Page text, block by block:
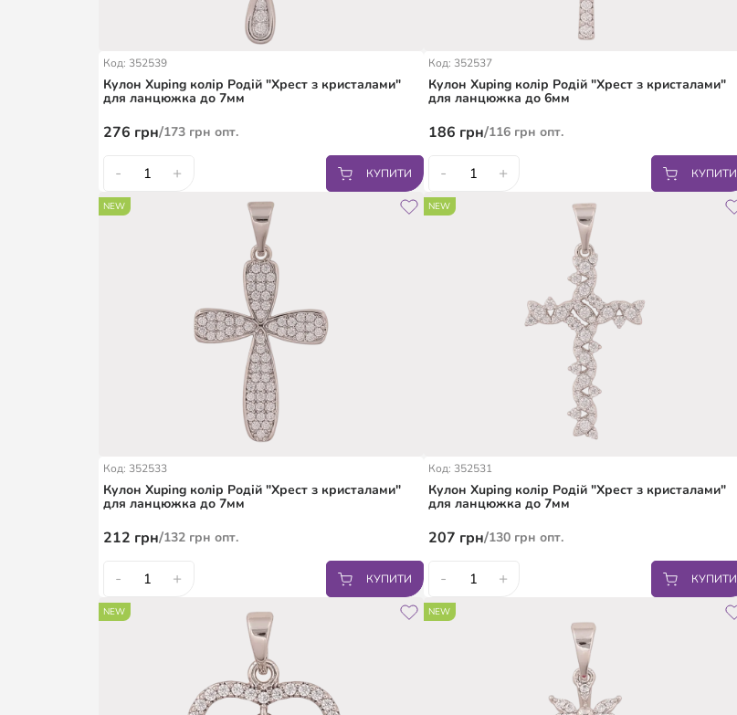
Код: 352539
Кулон Xuping колір Родій "Хрест з кристалами"
для ланцюжка до 7мм
276 грн/173грн опт.
- + КУПИТИ
Код: 352537
Кулон Xuping колір Родій "Хрест з кристалами"
для ланцюжка до 6мм
186 грн/116грн опт.
- + КУПИТИ
NEW
Код: 352533
Кулон Xuping колір Родій "Хрест з кристалами"
для ланцюжка до 7мм
212 грн/132грн опт.
- + КУПИТИ
NEW
Код: 352531
Кулон Xuping колір Родій "Хрест з кристалами"
для ланцюжка до 7мм
207 грн/130грн опт.
- + КУПИТИ
NEW NEW